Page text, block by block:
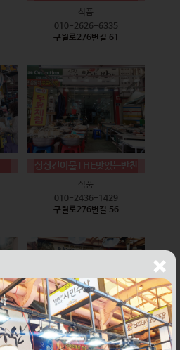
식품
010-2626-6335
구월로276번길 61
싱싱건어물THE맛있는반찬
식품
010-2436-1429
구월로276번길 56
윤하네건어물